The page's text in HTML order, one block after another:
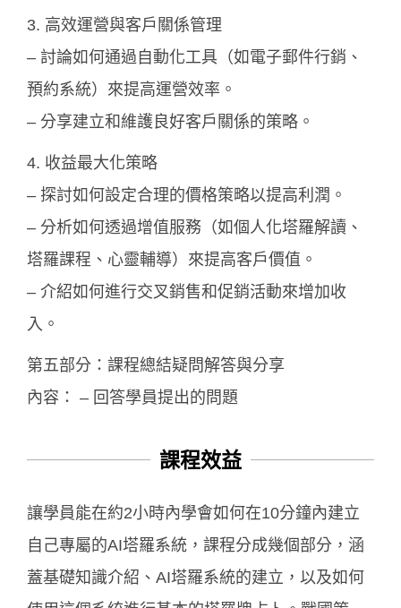
3. 高效運營與客戶關係管理
– 討論如何通過自動化工具（如電子郵件行銷、
預約系統）來提高運營效率。
– 分享建立和維護良好客戶關係的策略。
4. 收益最大化策略
– 探討如何設定合理的價格策略以提高利潤。
– 分析如何透過增值服務（如個人化塔羅解讀、
塔羅課程、心靈輔導）來提高客戶價值。
– 介紹如何進行交叉銷售和促銷活動來增加收
入。
第五部分：課程總結疑問解答與分享
內容： – 回答學員提出的問題
課程效益
讓學員能在約2小時內學會如何在10分鐘內建立
自己專屬的AI塔羅系統，課程分成幾個部分，涵
蓋基礎知識介紹、AI塔羅系統的建立，以及如何